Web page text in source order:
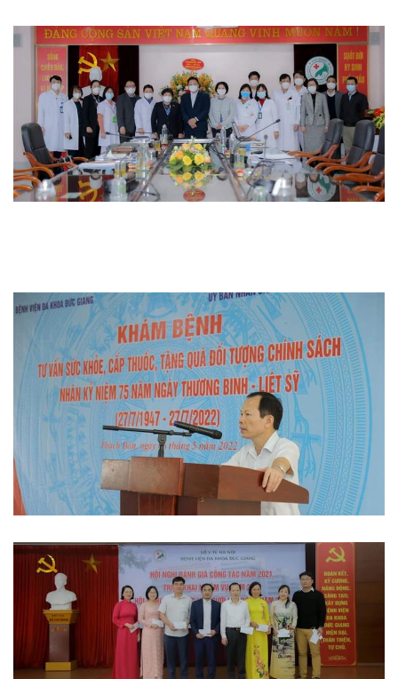
Thi đua khen thưởng
Hoạt động đoàn thể